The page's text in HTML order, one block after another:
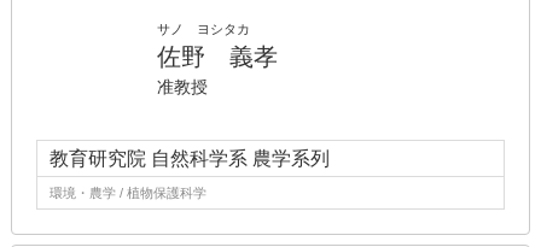
サノ ヨシタカ
佐野 義孝
准教授
教育研究院 自然科学系 農学系列
環境・農学 / 植物保護科学